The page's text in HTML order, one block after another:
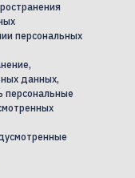
персональных
данных,
персональные